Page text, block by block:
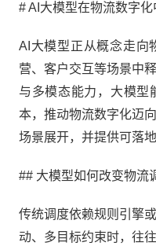
# AI大模型在物流数字
AI大模型正从概念走向
营、客户交互等场景中
与多模态能力，大模型
本，推动物流数字化迈
场景展开，并提供可落
## 大模型如何改变物流
传统调度依赖规则引擎
动、多目标约束时，往